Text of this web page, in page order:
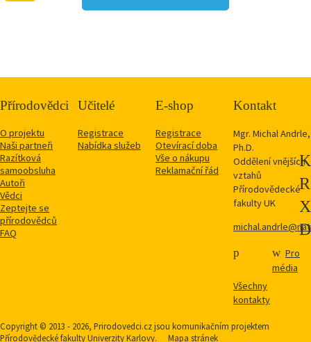
Přírodovědci
O projektu
Naši partneři
Razítková
samoobsluha
Autoři
Vědci
Zeptejte se
přírodovědců
FAQ
Učitelé
Registrace
Nabídka služeb
E-shop
Registrace
Otevírací doba
Vše o nákupu
Reklamační řád
Kontakt
Mgr. Michal Andrle,
Ph.D.
Oddělení vnějších
vztahů
Přírodovědecké
fakulty UK
Všechny
kontakty
Pro
média
Copyright © 2013 - 2026, Prirodovedci.cz jsou komunikačním projektem
Přírodovědecké fakultyUniverzity Karlovy. Mapa stránek